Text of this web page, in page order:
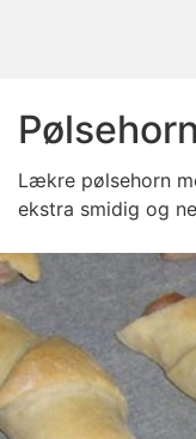
Lækre pølsehorn
ekstra smidig og